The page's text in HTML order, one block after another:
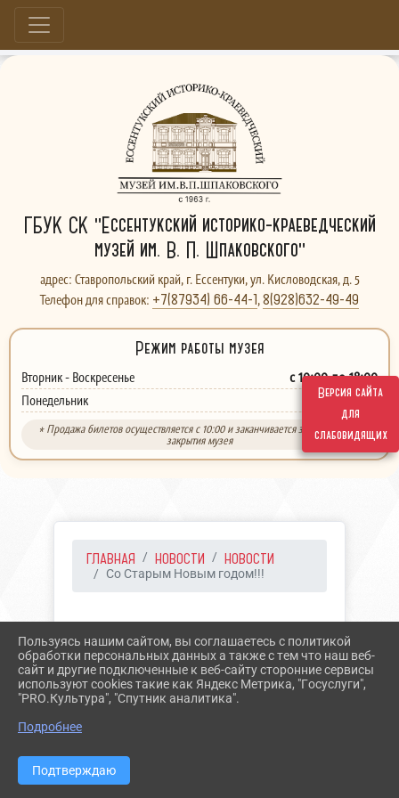
Версия сайта
для
слабовидящих
Больше, чем музей...
ГБУК СК "Ессентукский историко-краеведческий
музей им. В. П. Шпаковского"
адрес: Ставропольский край, г. Ессентуки, ул. Кисловодская, д. 5
Телефон для справок: +7(87934) 66-44-1,8(928)632-49-49
Режим работы музея
Вторник - Воскресенье с 10:00 до 18:00
Понедельник выходной
* Продажа билетов осуществляется с 10:00 и заканчивается за 30 минут до
закрытия музея
ГЛАВНАЯ НОВОСТИ НОВОСТИ
Со Старым Новым годом!!!
СО СТАРЫМ НОВЫМ
ГОДОМ!!!
Пользуясь нашим сайтом, вы соглашаетесь с политикой
обработки персональных данных а также с тем что наш веб-
сайт и другие подключенные к веб-сайту сторонние сервисы
используют cookies такие как Яндекс Метрика, "Госуслуги",
"PRO.Культура", "Спутник аналитика".
Подробнее
Подтверждаю